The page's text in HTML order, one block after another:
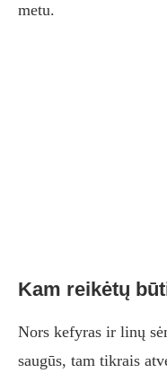
metu.
Kam reikėtų
Nors kefyras ir linų
saugūs, tam tikrais